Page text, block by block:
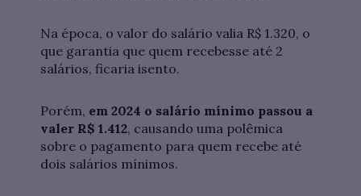
Na época, o valor do salário valia R$ 1.320, o
que garantia que quem recebesse até 2
salários, ficaria isento.
Porém, em 2024 o salário mínimo passou a
valer R$ 1.412, causando uma polêmica
sobre o pagamento para quem recebe até
dois salários mínimos.